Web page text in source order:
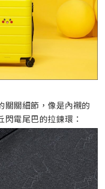
關關細節，像是內襯的
電尾巴的拉鍊環：